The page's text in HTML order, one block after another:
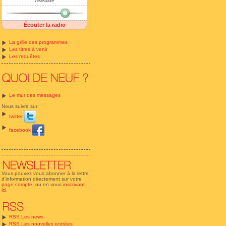
Écouter la radio
La grille des programmes
Les titres à venir
Les requêtes
Le mur des messages
Nous suivre sur:
twitter
facebook
Vous pouvez vous abonner à la lettre
d'information directement sur votre
page compte , ou en vous inscrivant
ici
RSS Les news
RSS Les nouvelles entrées